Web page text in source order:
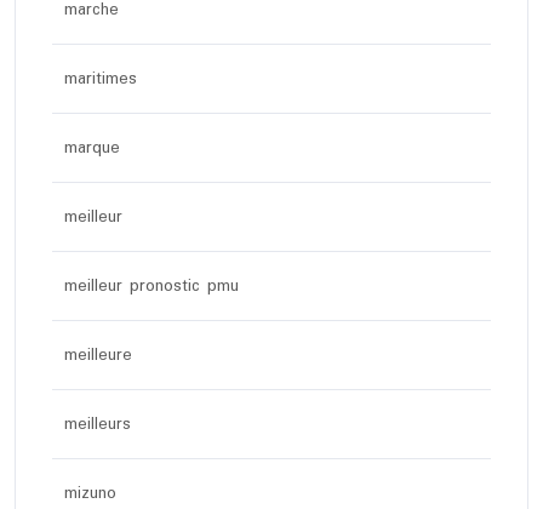
marche
maritimes
marque
meilleur
meilleur pronostic pmu
meilleure
meilleurs
mizuno